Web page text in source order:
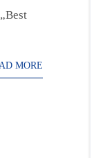
MORE